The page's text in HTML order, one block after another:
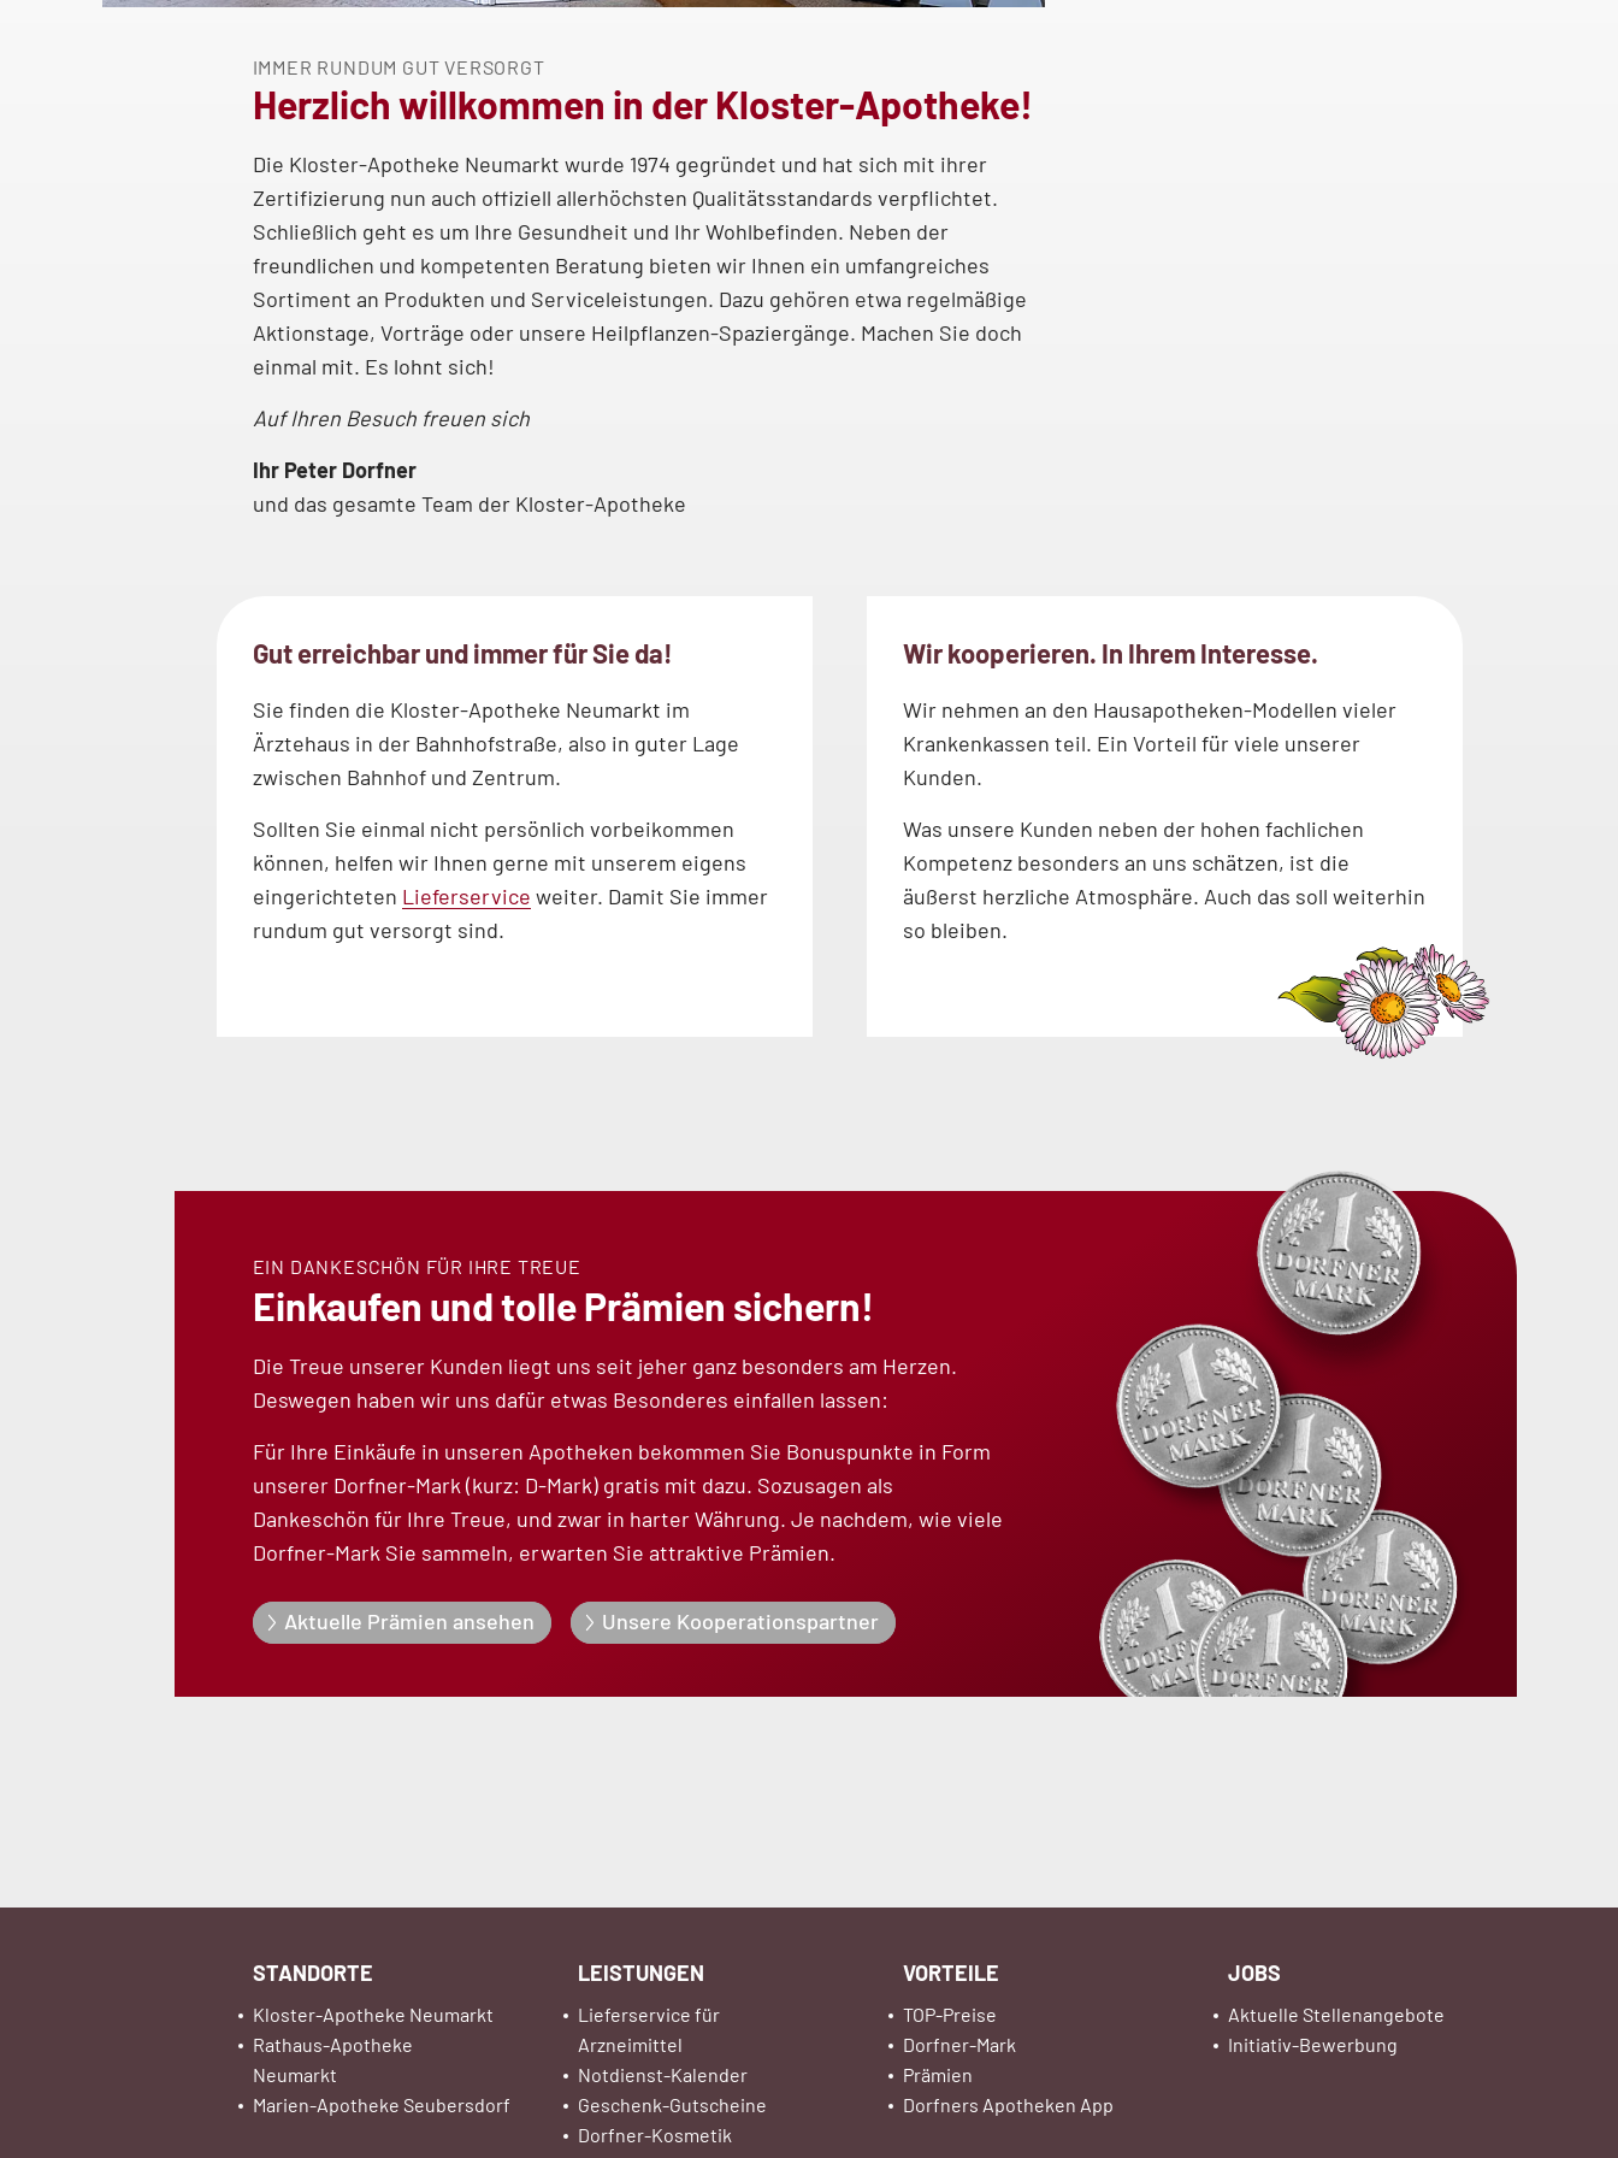
IMMER RUNDUM GUT VERSORGT
Herzlich willkommen in der Kloster-Apotheke!
Die Kloster-Apotheke Neumarkt wurde 1974 gegründet und hat sich mit ihrer
Zertifizierung nun auch offiziell allerhöchsten Qualitätsstandards verpflichtet.
Schließlich geht es um Ihre Gesundheit und Ihr Wohlbefinden. Neben der
freundlichen und kompetenten Beratung bieten wir Ihnen ein umfangreiches
Sortiment an Produkten und Serviceleistungen. Dazu gehören etwa regelmäßige
Aktionstage, Vorträge oder unsere Heilpflanzen-Spaziergänge. Machen Sie doch
einmal mit. Es lohnt sich!
Auf Ihren Besuch freuen sich
Ihr Peter Dorfner
und das gesamte Team der Kloster-Apotheke
Gut erreichbar und immer für Sie da!
Sie finden die Kloster-Apotheke Neumarkt im
Ärztehaus in der Bahnhofstraße, also in guter Lage
zwischen Bahnhof und Zentrum.
Sollten Sie einmal nicht persönlich vorbeikommen
können, helfen wir Ihnen gerne mit unserem eigens
eingerichteten Lieferservice weiter. Damit Sie immer
rundum gut versorgt sind.
Wir kooperieren. In Ihrem Interesse.
Wir nehmen an den Hausapotheken-Modellen vieler
Krankenkassen teil. Ein Vorteil für viele unserer
Kunden.
Was unsere Kunden neben der hohen fachlichen
Kompetenz besonders an uns schätzen, ist die
äußerst herzliche Atmosphäre. Auch das soll weiterhin
so bleiben.
EIN DANKESCHÖN FÜR IHRE TREUE
Einkaufen und tolle Prämien sichern!
Die Treue unserer Kunden liegt uns seit jeher ganz besonders am Herzen.
Deswegen haben wir uns dafür etwas Besonderes einfallen lassen:
Für Ihre Einkäufe in unseren Apotheken bekommen Sie Bonuspunkte in Form
unserer Dorfner-Mark (kurz: D-Mark) gratis mit dazu. Sozusagen als
Dankeschön für Ihre Treue, und zwar in harter Währung. Je nachdem, wie viele
Dorfner-Mark Sie sammeln, erwarten Sie attraktive Prämien.
Aktuelle Prämien ansehen Unsere Kooperationspartner
STANDORTE
Kloster-Apotheke Neumarkt
Rathaus-Apotheke
Neumarkt
Marien-Apotheke Seubersdorf
LEISTUNGEN
Lieferservice für
Arzneimittel
Notdienst-Kalender
Geschenk-Gutscheine
Dorfner-Kosmetik
VORTEILE
TOP-Preise
Dorfner-Mark
Prämien
Dorfners Apotheken App
JOBS
Aktuelle Stellenangebote
Initiativ-Bewerbung